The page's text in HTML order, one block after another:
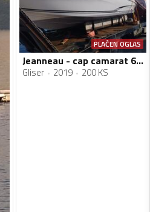
PLAĆEN OGLAS
Jeanneau - cap camarat 6.5 BR
Gliser 2019 200 KS